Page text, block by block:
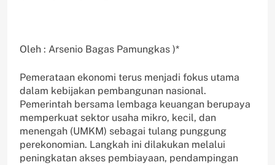
Oleh : Arsenio Bagas Pamungkas )*
Pemerataan ekonomi terus menjadi fokus utama
dalam kebijakan pembangunan nasional.
Pemerintah bersama lembaga keuangan berupaya
memperkuat sektor usaha mikro, kecil, dan
menengah (UMKM) sebagai tulang punggung
perekonomian. Langkah ini dilakukan melalui
peningkatan akses pembiayaan, pendampingan